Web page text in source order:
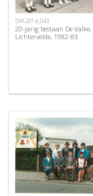
DVL2014_043
20-jarig bestaan De Valke,
Lichtervelde, 1982-83